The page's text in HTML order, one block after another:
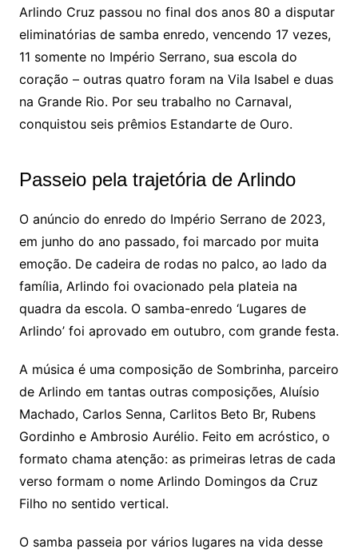
Arlindo Cruz passou no final dos anos 80 a disputar
eliminatórias de samba enredo, vencendo 17 vezes,
11 somente no Império Serrano, sua escola do
coração – outras quatro foram na Vila Isabel e duas
na Grande Rio. Por seu trabalho no Carnaval,
conquistou seis prêmios Estandarte de Ouro.
Passeio pela trajetória de Arlindo
O anúncio do enredo do Império Serrano de 2023,
em junho do ano passado, foi marcado por muita
emoção. De cadeira de rodas no palco, ao lado da
família, Arlindo foi ovacionado pela plateia na
quadra da escola. O samba-enredo ‘Lugares de
Arlindo’ foi aprovado em outubro, com grande festa.
A música é uma composição de Sombrinha, parceiro
de Arlindo em tantas outras composições, Aluísio
Machado, Carlos Senna, Carlitos Beto Br, Rubens
Gordinho e Ambrosio Aurélio. Feito em acróstico, o
formato chama atenção: as primeiras letras de cada
verso formam o nome Arlindo Domingos da Cruz
Filho no sentido vertical.
O samba passeia por vários lugares na vida desse